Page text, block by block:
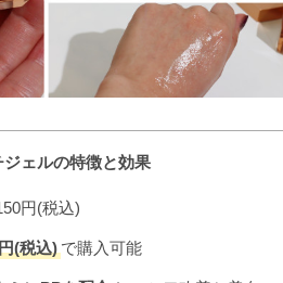
ェルの特徴と効果
円(税込)
(税込) で購入可能